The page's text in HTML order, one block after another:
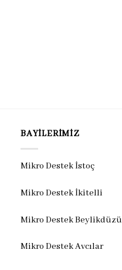
BAYILERIMIZ
Mikro Destek İstoç
Mikro Destek İkitelli
Mikro Destek Beylikdüzü
Mikro Destek Avcılar